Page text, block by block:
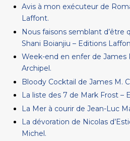
Avis à mon exécuteur de
Laffont.
Nous faisons semblant d’être
Shani Boianjiu – Editions
Week-end en enfer de James
Archipel.
Bloody Cocktail de James M.
La liste des 7 de Mark Frost –
La Mer à courir de Jean-Luc
La dévoration de Nicolas
Michel.